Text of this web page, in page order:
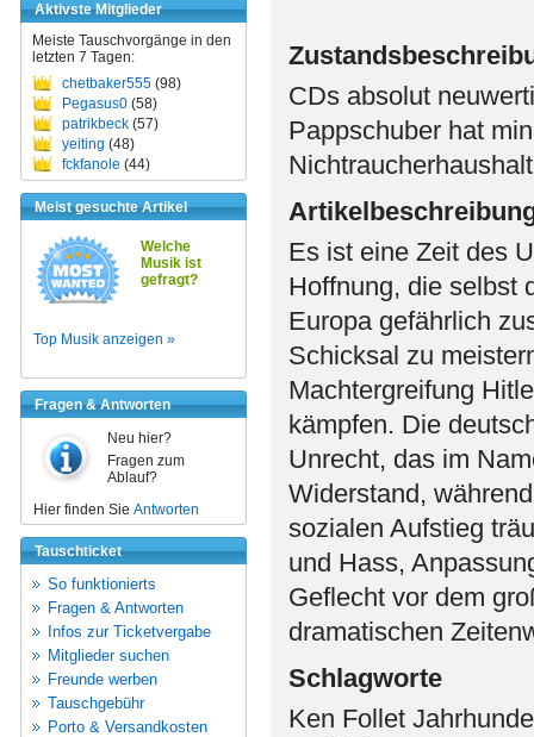
Aktivste Mitglieder
Meiste Tauschvorgänge in den
letzten 7 Tagen:
chetbaker555 (98)
Pegasus0 (58)
patrikbeck (57)
yeiting (48)
fckfanole (44)
Meist gesuchte Artikel
Welche
Musik ist
gefragt?
Top Musik anzeigen »
Fragen & Antworten
Neu hier?
Fragen zum
Ablauf?
Hier finden Sie Antworten
Tauschticket
So funktionierts
Fragen & Antworten
Infos zur Ticketvergabe
Mitglieder suchen
Freunde werben
Tauschgebühr
Porto & Versandkosten
CDs absolut
Pappschuber hat
Nichtraucherhaushalt
Es ist eine Zeit des
Hoffnung, die selbst
Europa gefährlich
Schicksal zu
Machtergreifung
kämpfen. Die
Unrecht, das im
Widerstand,
sozialen Aufstieg
und Hass,
Geflecht vor dem
dramatischen
Schlagworte
Ken Follet